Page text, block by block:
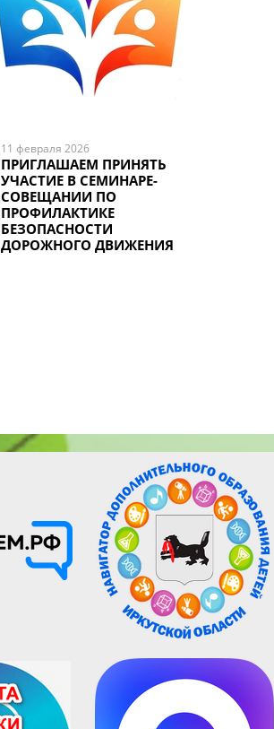
11 февраля 2026
ПРИГЛАШАЕМ ПРИНЯТЬ
УЧАСТИЕ В СЕМИНАРЕ-
СОВЕЩАНИИ ПО
ПРОФИЛАКТИКЕ
БЕЗОПАСНОСТИ
ДОРОЖНОГО ДВИЖЕНИЯ